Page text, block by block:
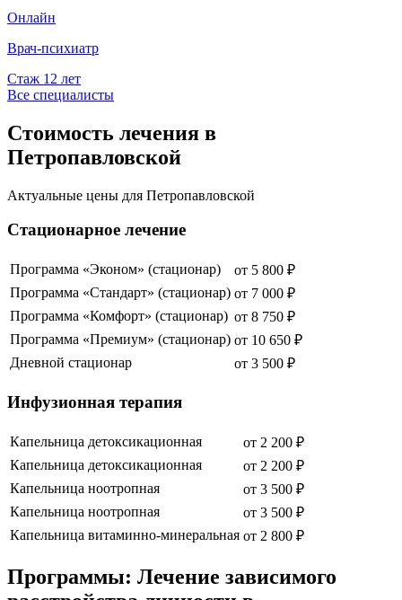
Онлайн
Врач-психиатр
Стаж 12 лет
Все специалисты
Стоимость лечения в
Петропавловской
Актуальные цены для Петропавловской
Стационарное лечение
Программа «Эконом» (стационар) от 5 800 ₽
Программа «Стандарт» (стационар) от 7 000 ₽
Программа «Комфорт» (стационар) от 8 750 ₽
Программа «Премиум» (стационар) от 10 650 ₽
Дневной стационар
от 3 500 ₽
Инфузионная терапия
Капельница детоксикационная от 2 200 ₽
Капельница детоксикационная
от 2 200 ₽
Капельница ноотропная
от 3 500 ₽
Капельница ноотропная
от 3 500 ₽
Капельница витаминно-минеральная от 2 800 ₽
Программы: Лечение зависимого